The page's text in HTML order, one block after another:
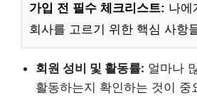
가입 전 필수 체크리스트: 나에
회사를 고르기 위한 핵심 사항
회원 성비 및 활동률: 얼마나
활동하는지 확인하는 것이 중